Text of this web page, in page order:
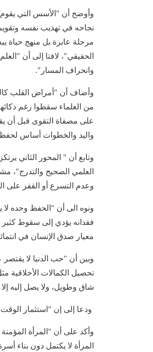
وأوضح أن "الأسس التي يقوم
نجاحه في تهذيب نفسه وتقويم
مرحلة عابرة بل منهج حياة
الحقيقي"، لافتا إلى أن
وانحراف المسار".
وأضاف أن "أمراض القلب
من العلماء سقطوا رغم
على مصفاة التقوى قبل أن
واليد والخطوات أساس
وتابع أن " المحور الثاني
العلمي الصحيح والتدرج"،
وعدم التسرع أو القفز على
ونوه الى أن "الحفظ وحده لا
فقدانه يؤدي إلى سقوط كثير
معيار صدق الإنسان في
وبين أن "حب الدنيا لا يقتصر
تحصيل الكمالات الأخلاقية
شاق وطويل، ولا يصل إليه
ودعا إلى إن "استثمار الوقت
وأكد على أن "المرأة
المرأة لا يكتمل دون بناء